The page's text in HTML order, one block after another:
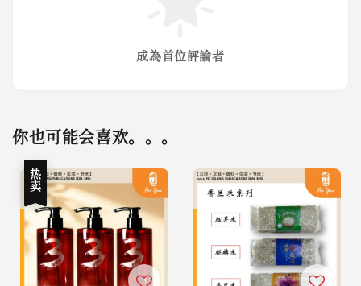
成為首位評論者
你也可能会喜欢。。。
热卖